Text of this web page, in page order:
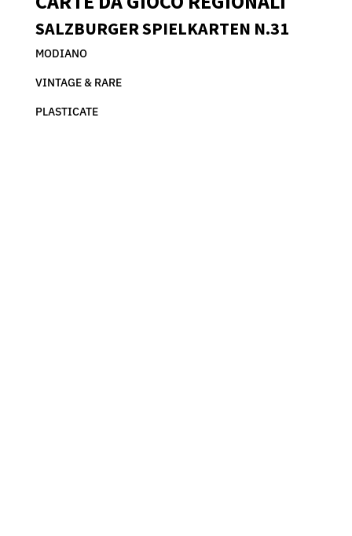
N.31
-
-
VINTAGE
-
SALZBURGER SPIELKARTEN N.31
MODIANO
VINTAGE & RARE
PLASTICATE